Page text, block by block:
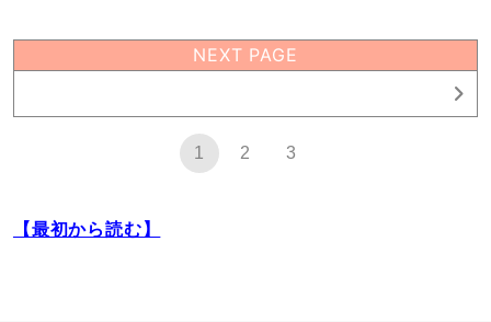
NEXT PAGE
1 2 3
【最初から読む】